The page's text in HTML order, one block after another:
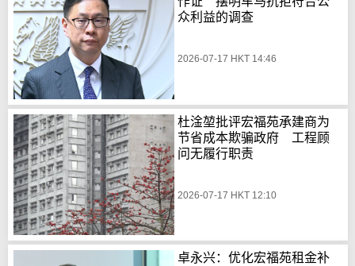
众利益的调查
2026-07-17 HKT 14:46
杜淦堃批评宏福苑承建商为
节省成本欺骗政府 工程顾
问无履行职责
2026-07-17 HKT 12:10
卓永兴：优化宏福苑租金补